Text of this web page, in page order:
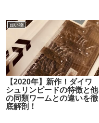
買い物
【2020年】新作！ダイワ
シュリンピードの特徴と他
の同類ワームとの違いを徹
底解剖！